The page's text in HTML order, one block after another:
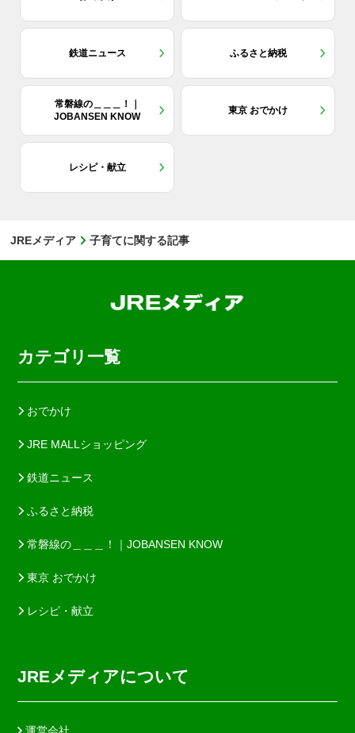
鉄道ニュース ふるさと納税
常磐線の＿＿＿！｜
JOBANSEN KNOW
東京 おでかけ
レシピ・献立
JREメディア 子育てに関する記事
カテゴリ一覧
おでかけ
JRE MALLショッピング
鉄道ニュース
ふるさと納税
常磐線の＿＿＿！｜JOBANSEN KNOW
東京 おでかけ
レシピ・献立
JREメディアについて